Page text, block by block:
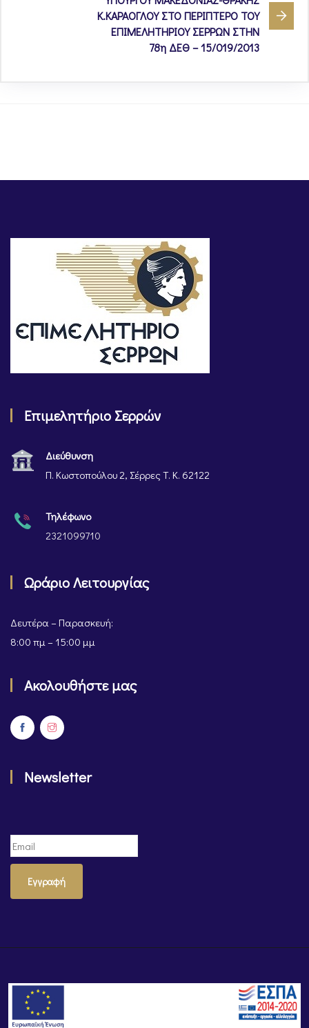
Κ.ΚΑΡΑΟΓΛΟΥ ΣΤΟ ΠΕΡΙΠΤΕΡΟ ΤΟΥ
ΕΠΙΜΕΛΗΤΗΡΙΟΥ ΣΕΡΡΩΝ ΣΤΗΝ
78η ΔΕΘ – 15/019/2013
Επιμελητήριο Σερρών
Διεύθυνση
Π. Κωστοπούλου 2, Σέρρες Τ. Κ. 62122
Τηλέφωνο
2321099710
Ωράριο Λειτουργίας
Δευτέρα – Παρασκευή:
8:00 πμ – 15:00 μμ
Ακολουθήστε μας
Newsletter
Εγγραφή